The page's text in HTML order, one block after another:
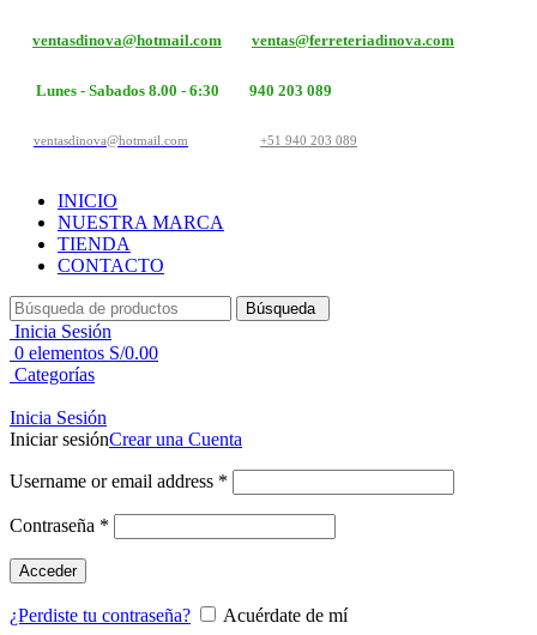
ventasdinova@hotmail.com ventas@ferreteriadinova.com
Lunes - Sabados 8.00 - 6:30 940 203 089
ventasdinova@hotmail.com +51 940 203 089
INICIO
NUESTRA MARCA
TIENDA
CONTACTO
Búsqueda
Inicia Sesión
0 elementos S/0.00
Categorías
Inicia Sesión
Iniciar sesiónCrear una Cuenta
Username or email address *
Contraseña *
Acceder
¿Perdiste tu contraseña?
Acuérdate de mí